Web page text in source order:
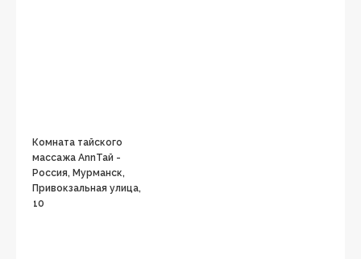
Комната тайского
массажа AnnТай -
Россия, Мурманск,
Привокзальная улица,
10